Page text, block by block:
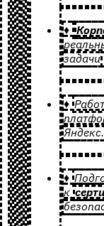
♦
задачи
♦
♦
к